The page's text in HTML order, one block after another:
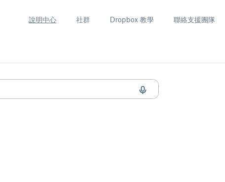
說明中心 社群 Dropbox 教學 聯絡支援團隊